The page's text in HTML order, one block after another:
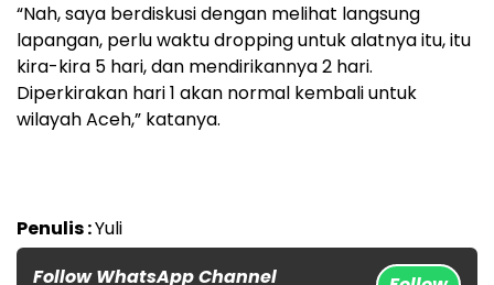
“Nah, saya berdiskusi dengan melihat langsung
lapangan, perlu waktu dropping untuk alatnya itu, itu
kira-kira 5 hari, dan mendirikannya 2 hari.
Diperkirakan hari 1 akan normal kembali untuk
wilayah Aceh,” katanya.
Penulis :Yuli
Follow WhatsApp Channel